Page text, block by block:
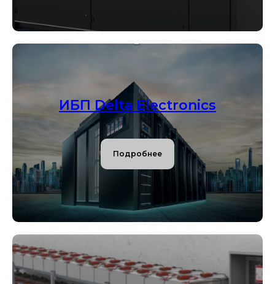
ИБП Delta Electronics
Подробнее